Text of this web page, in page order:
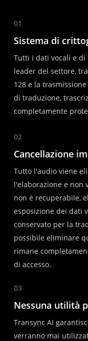
01
Sistema di
Tutti i dati vocali e
leader del settore,
128 e la
di traduzione,
completamente
02
Cancellazione
Tutto l'audio viene
l'elaborazione e non
non è recuperabile,
esposizione dei dati
conservato per la
possibile eliminare
rimane
di accesso.
03
Nessuna utilità
Transync AI
verranno mai